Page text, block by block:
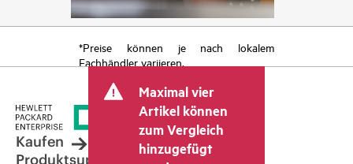
*Preise können je nach lokalem
Fachhändler variieren.
Maximal vier
Artikel können
zum Vergleich
hinzugefügt
Kaufen
Produktsupport